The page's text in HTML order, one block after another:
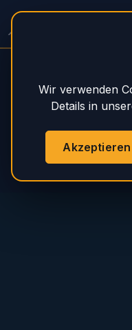
Wir verwenden
Details in
Akzeptieren